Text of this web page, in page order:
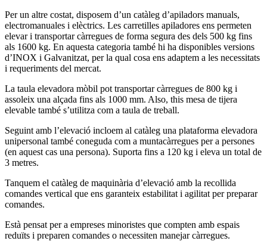
Per un altre costat, disposem d’un catàleg d’apiladors manuals,
electromanuales i elèctrics. Les carretilles apiladores ens permeten
elevar i transportar càrregues de forma segura des dels 500 kg fins
als 1600 kg. En aquesta categoria també hi ha disponibles versions
d’INOX i Galvanitzat, per la qual cosa ens adaptem a les necessitats
i requeriments del mercat.
La taula elevadora mòbil pot transportar càrregues de 800 kg i
assoleix una alçada fins als 1000 mm. Also, this mesa de tijera
elevable també s’utilitza com a taula de treball.
Seguint amb l’elevació incloem al catàleg una plataforma elevadora
unipersonal també coneguda com a muntacàrregues per a persones
(en aquest cas una persona). Suporta fins a 120 kg i eleva un total de
3 metres.
Tanquem el catàleg de maquinària d’elevació amb la recollida
comandes vertical que ens garanteix estabilitat i agilitat per preparar
comandes.
Està pensat per a empreses minoristes que compten amb espais
reduïts i preparen comandes o necessiten manejar càrregues.